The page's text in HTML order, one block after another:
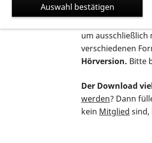
Auf dieser Seite
um ausschließlich
verschiedenen
Hörversion. Bitte
Der Download
werden? Dann
kein Mitglied sind,
Auswahl bestätigen